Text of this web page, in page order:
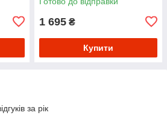
1 695 ₴
Купити
за рік